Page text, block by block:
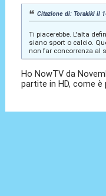
Citazione di: Torakiki il
Ti piacerebbe. L'alta
siano sport o calcio.
non far concorrenza al
Ho NowTV da
partite in HD, come è